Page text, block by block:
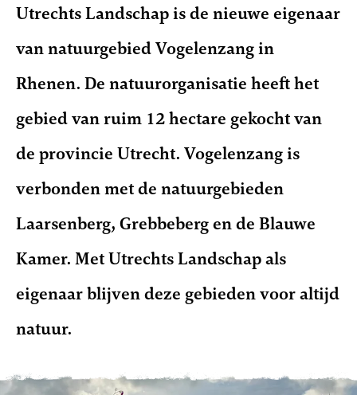
Utrechts Landschap is de nieuwe eigenaar
van natuurgebied Vogelenzang in
Rhenen. De natuurorganisatie heeft het
gebied van ruim 12 hectare gekocht van
de provincie Utrecht. Vogelenzang is
verbonden met de natuurgebieden
Laarsenberg, Grebbeberg en de Blauwe
Kamer. Met Utrechts Landschap als
eigenaar blijven deze gebieden voor altijd
natuur.